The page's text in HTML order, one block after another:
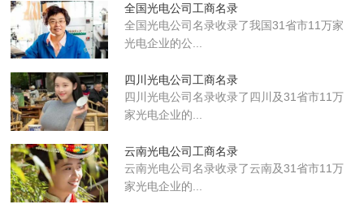
全国光电公司工商名录
全国光电公司名录收录了我国31省市11万家
光电企业的公...
四川光电公司工商名录
四川光电公司名录收录了四川及31省市11万
家光电企业的...
云南光电公司工商名录
云南光电公司名录收录了云南及31省市11万
家光电企业的...